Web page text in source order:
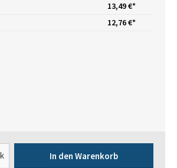
13,49 €*
12,76 €*
In den Warenkorb